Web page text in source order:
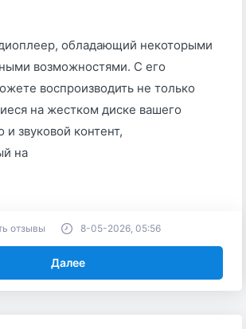
обладающий некоторыми
возможностями. С его
воспроизводить не только
на жестком диске вашего
звуковой контент,
на
Далее
отзывы 8-05-2026, 05:56